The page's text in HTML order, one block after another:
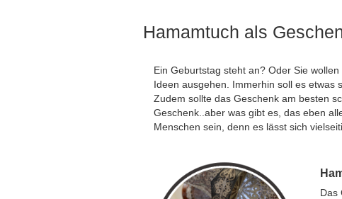
Hamamtuch als
Ein Geburtstag steht an? Oder Sie
Ideen ausgehen. Immerhin soll es etwas
Zudem sollte das Geschenk am besten
Geschenk..aber was gibt es, das eben
Menschen sein, denn es lässt sich
Das